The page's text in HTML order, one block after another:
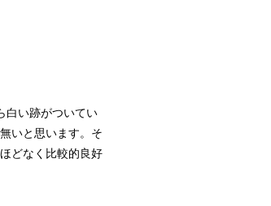
白い跡がついてい
いと思います。そ
どなく比較的良好